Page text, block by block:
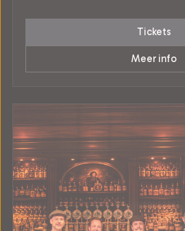
Tickets
Meer info